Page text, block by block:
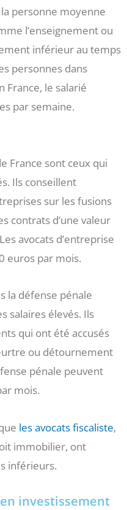
personne moyenne
l’enseignement ou
inférieur au temps
personnes dans
France, le salarié
par semaine.
France sont ceux qui
Ils conseillent
sur les fusions
contrats d’une valeur
avocats d’entreprise
euros par mois.
la défense pénale
salaires élevés. Ils
qui ont été accusés
ou détournement
pénale peuvent
mois.
les avocats fiscaliste,
immobilier, ont
inférieurs.
investissement